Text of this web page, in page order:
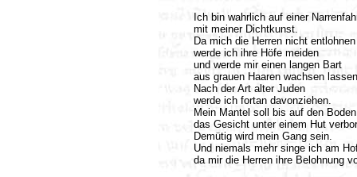
Ich bin wahrlich auf einer
mit meiner Dichtkunst.
Da mich die Herren nicht
werde ich ihre Höfe meiden
und werde mir einen langen Bart
aus grauen Haaren wachsen
Nach der Art alter Juden
werde ich fortan davonziehen.
Mein Mantel soll bis auf den
das Gesicht unter einem Hut
Demütig wird mein Gang sein.
Und niemals mehr singe ich am
da mir die Herren ihre Belohnung